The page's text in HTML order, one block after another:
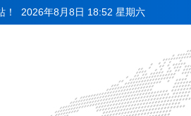
！ 2026年8月8日 18:52 星期六